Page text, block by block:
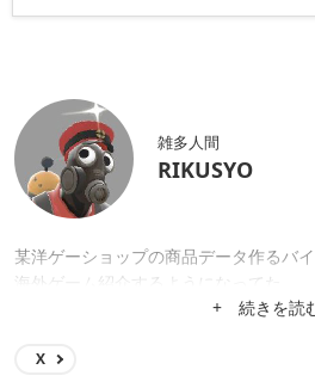
雑多人間
RIKUSYO
某洋ゲーショップの商品データ作るバ
海外ゲーム紹介するようになってた。
+ 続きを読
X